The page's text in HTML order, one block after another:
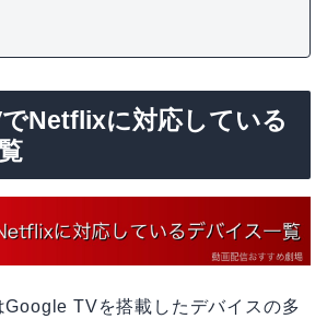
Netflixに対応している
TVを搭載したデバイスの多